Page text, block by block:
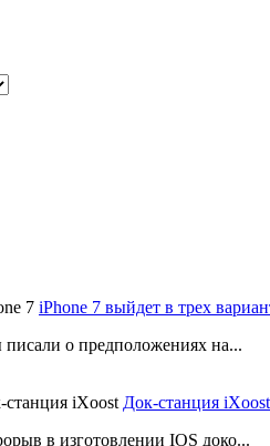
iPhone 7 выйдет в трех
о предположениях на...
Док-станция
в изготовлении IOS доко...